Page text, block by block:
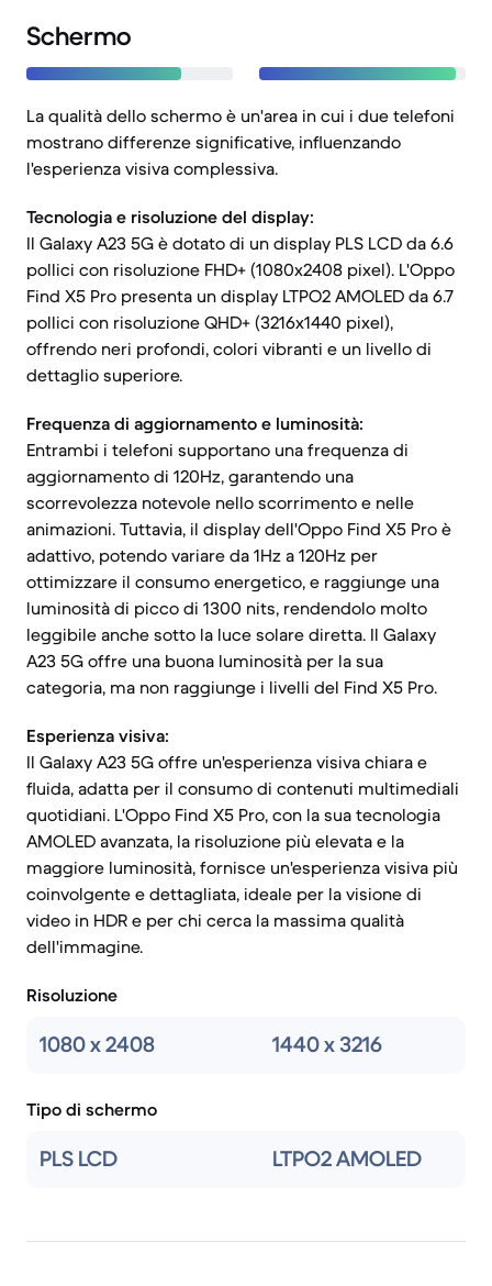
Schermo
La qualità dello schermo è un'area in cui i due telefoni
mostrano differenze significative, influenzando
l'esperienza visiva complessiva.
Tecnologia e risoluzione del display:
Il Galaxy A23 5G è dotato di un display PLS LCD da 6.6
pollici con risoluzione FHD+ (1080x2408 pixel). L'Oppo
Find X5 Pro presenta un display LTPO2 AMOLED da 6.7
pollici con risoluzione QHD+ (3216x1440 pixel),
offrendo neri profondi, colori vibranti e un livello di
dettaglio superiore.
Frequenza di aggiornamento e luminosità:
Entrambi i telefoni supportano una frequenza di
aggiornamento di 120Hz, garantendo una
scorrevolezza notevole nello scorrimento e nelle
animazioni. Tuttavia, il display dell'Oppo Find X5 Pro è
adattivo, potendo variare da 1Hz a 120Hz per
ottimizzare il consumo energetico, e raggiunge una
luminosità di picco di 1300 nits, rendendolo molto
leggibile anche sotto la luce solare diretta. Il Galaxy
A23 5G offre una buona luminosità per la sua
categoria, ma non raggiunge i livelli del Find X5 Pro.
Esperienza visiva:
Il Galaxy A23 5G offre un'esperienza visiva chiara e
fluida, adatta per il consumo di contenuti multimediali
quotidiani. L'Oppo Find X5 Pro, con la sua tecnologia
AMOLED avanzata, la risoluzione più elevata e la
maggiore luminosità, fornisce un'esperienza visiva più
coinvolgente e dettagliata, ideale per la visione di
video in HDR e per chi cerca la massima qualità
dell'immagine.
Risoluzione
1080 x 2408 1440 x 3216
Tipo di schermo
PLS LCD LTPO2 AMOLED